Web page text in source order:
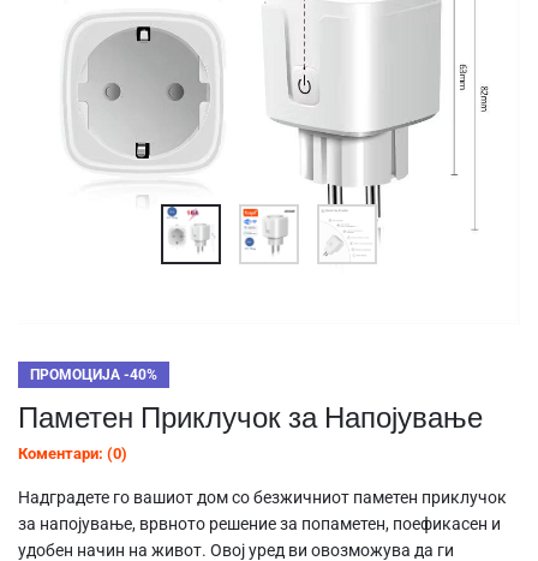
ПРОМОЦИЈА -40%
Паметен Приклучок за Напојување
Коментари: (0)
Надградете го вашиот дом со безжичниот паметен приклучок
за напојување, врвното решение за попаметен, поефикасен и
удобен начин на живот. Овој уред ви овозможува да ги